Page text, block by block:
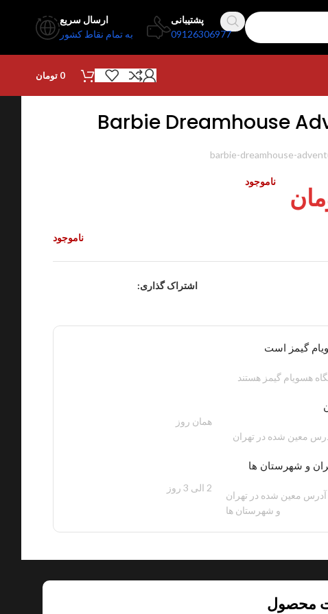
پشتیبانی
09126306977
ارسال سریع
به تمام نقاط کشور
0 تومان
Barbie Dreamhouse
barbie-dreamhouse-
ناموجود
ناموجود
اشتراک گذاری:
گیمز است
هسویام گیمز هستند
معین شده در تهران
همان روز
و شهرستان ها
معین شده در تهران
و شهرستان ها
2 الی 3 روز
محصول